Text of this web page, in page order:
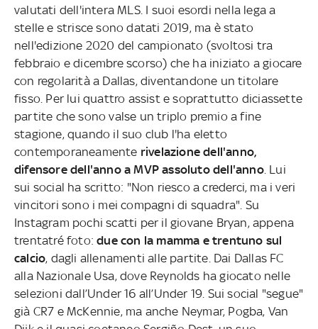
valutati dell'intera MLS. I suoi esordi nella lega a
stelle e strisce sono datati 2019, ma è stato
nell'edizione 2020 del campionato (svoltosi tra
febbraio e dicembre scorso) che ha iniziato a giocare
con regolarità a Dallas, diventandone un titolare
fisso. Per lui quattro assist e soprattutto diciassette
partite che sono valse un triplo premio a fine
stagione, quando il suo club l'ha eletto
contemporaneamente rivelazione dell'anno,
difensore dell'anno a MVP assoluto dell'anno. Lui
sui social ha scritto: "Non riesco a crederci, ma i veri
vincitori sono i mei compagni di squadra". Su
Instagram pochi scatti per il giovane Bryan, appena
trentatré foto:due con la mamma e trentuno sul
calcio, dagli allenamenti alle partite. Dai Dallas FC
alla Nazionale Usa, dove Reynolds ha giocato nelle
selezioni dall’Under 16 all’Under 19. Sui social "segue"
già CR7 e McKennie, ma anche Neymar, Pogba, Van